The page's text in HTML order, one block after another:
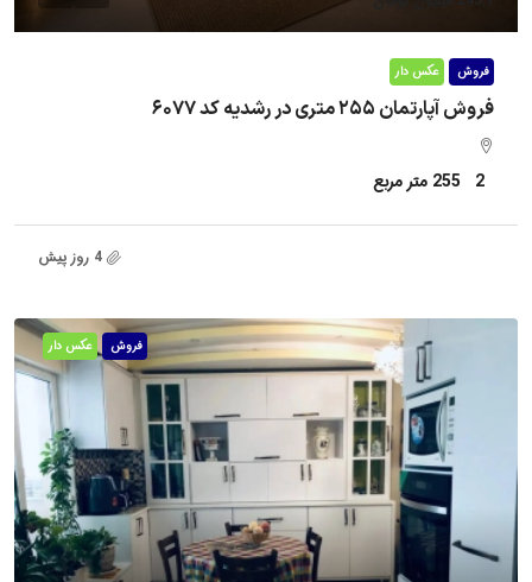
فروش عکس دار
فروش آپارتمان ۲۵۵ متری در رشدیه کد ۶۰۷۷
2
255 متر مربع
4 روز پیش
فروش عکس دار